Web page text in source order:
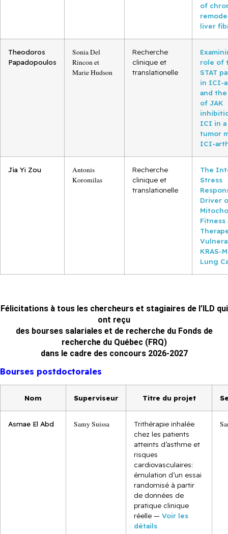
of
liver
Theodoros
Papadopoulos
Sonia Del
Rincon et
Marie Hudson
Recherche
clinique et
translationelle
role of
STAT
in ICI-
and
of JAK
ICI in
tumor
ICI-
Jia Yi Zou
Antonis
Koromilas
Recherche
clinique et
translationelle
The
Stress
Driver
Fitness
KRAS-
Lung
Félicitations à tous les chercheurs et stagiaires de l’ILD qui
ont reçu
des bourses salariales et de recherche du Fonds de
recherche du Québec (FRQ)
dans le cadre des concours 2026-2027
Bourses postdoctorales
Nom Superviseur Titre du projet
Asmae El Abd Samy Suissa
Trithérapie inhalée
chez les patients
atteints d’asthme et
risques
cardiovasculaires:
émulation d’un essai
randomisé à partir
de données de
pratique clinique
réelle — Voir les
détails